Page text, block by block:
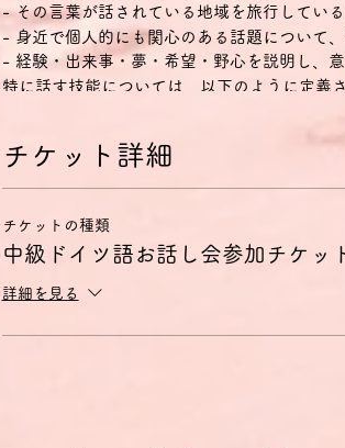
- その言葉が話されている地域を旅行してい
- 身近で個人的にも関心のある話題について
- 経験・出来事・夢・希望・野心を説明し、
特に話す技能については、以下のように定義
1) 身近な話題や、個人的に興味のある話題
2) 簡単で脈絡のある文で経験・出来事・夢・
B2レベルとは？
ヨーロッパ言語共通参照枠（CEFR
Referenzrahmen für Sprachen)では、B2レベ
チケット詳細
チケットの種類
中級ドイツ語お話し会参加チケッ
詳細を見る